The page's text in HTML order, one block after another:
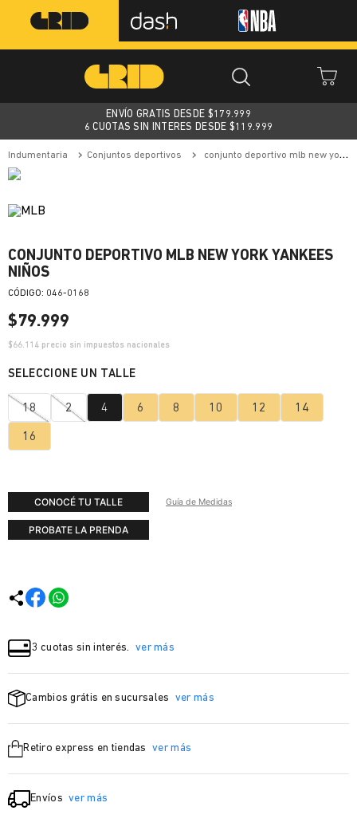
ENVÍO GRATIS DESDE $179.999
6 CUOTAS SIN INTERES DESDE $119.999
indumentaria conjuntos deportivos conjunto deportivo mlb new york yankees niños
CONJUNTO DEPORTIVO MLB NEW YORK YANKEES
NIÑOS
: 046-0168
$79.999
$66.114 precio sin impuestos nacionales
18 2 4 6 8 10 12 14
16
CONOCÉ TU TALLE Guía de Medidas
PROBATE LA PRENDA
3 cuotas sin interés. ver más
Cambios grátis en sucursales ver más
Retiro express en tiendas ver más
Envíos ver más